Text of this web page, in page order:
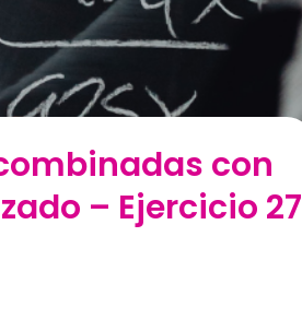
con
– Ejercicio 27